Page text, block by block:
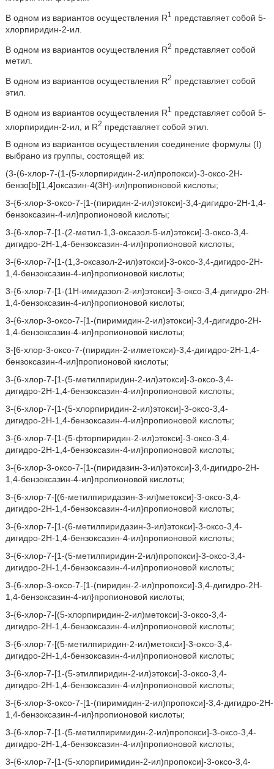
В одном из вариантов осуществления R1
представляет собой 5-
хлорпиридин-2-ил.
В одном из вариантов осуществления R2 представляет собой
метил.
В одном из вариантов осуществления R2 представляет собой
этил.
В одном из вариантов осуществления R1
представляет собой 5-
хлорпиридин-2-ил, и R2 представляет собой этил.
В одном из вариантов осуществления соединение формулы (I)
выбрано из группы, состоящей из:
(3-(6-хлор-7-(1-(5-хлорпиридин-2-ил)пропокси)-3-оксо-2H-
бензо[b][1,4]оксазин-4(3H)-ил)пропионовой кислоты;
3-{6-хлор-3-оксо-7-[1-(пиридин-2-ил)этокси]-3,4-дигидро-2H-1,4-
бензоксазин-4-ил}пропионовой кислоты;
3-{6-хлор-7-[1-(2-метил-1,3-оксазол-5-ил)этокси]-3-оксо-3,4-
дигидро-2H-1,4-бензоксазин-4-ил}пропионовой кислоты;
3-{6-хлор-7-[1-(1,3-оксазол-2-ил)этокси]-3-оксо-3,4-дигидро-2H-
1,4-бензоксазин-4-ил}пропионовой кислоты;
3-{6-хлор-7-[1-(1H-имидазол-2-ил)этокси]-3-оксо-3,4-дигидро-2H-
1,4-бензоксазин-4-ил}пропионовой кислоты;
3-{6-хлор-3-оксо-7-[1-(пиримидин-2-ил)этокси]-3,4-дигидро-2H-
1,4-бензоксазин-4-ил}пропионовой кислоты;
3-[6-хлор-3-оксо-7-(пиридин-2-илметокси)-3,4-дигидро-2H-1,4-
бензоксазин-4-ил]пропионовой кислоты;
3-{6-хлор-7-[1-(5-метилпиридин-2-ил)этокси]-3-оксо-3,4-
дигидро-2H-1,4-бензоксазин-4-ил}пропионовой кислоты;
3-{6-хлор-7-[1-(5-хлорпиридин-2-ил)этокси]-3-оксо-3,4-
дигидро-2H-1,4-бензоксазин-4-ил}пропионовой кислоты;
3-{6-хлор-7-[1-(5-фторпиридин-2-ил)этокси]-3-оксо-3,4-
дигидро-2H-1,4-бензоксазин-4-ил}пропионовой кислоты;
3-{6-хлор-3-оксо-7-[1-(пиридазин-3-ил)этокси]-3,4-дигидро-2H-
1,4-бензоксазин-4-ил}пропионовой кислоты;
3-{6-хлор-7-[(6-метилпиридазин-3-ил)метокси]-3-оксо-3,4-
дигидро-2H-1,4-бензоксазин-4-ил}пропионовой кислоты;
3-{6-хлор-7-[1-(6-метилпиридазин-3-ил)этокси]-3-оксо-3,4-
дигидро-2H-1,4-бензоксазин-4-ил}пропионовой кислоты;
3-{6-хлор-7-[1-(5-метилпиридин-2-ил)пропокси]-3-оксо-3,4-
дигидро-2H-1,4-бензоксазин-4-ил}пропионовой кислоты;
3-{6-хлор-3-оксо-7-[1-(пиридин-2-ил)пропокси]-3,4-дигидро-2H-
1,4-бензоксазин-4-ил}пропионовой кислоты;
3-{6-хлор-7-[(5-хлорпиридин-2-ил)метокси]-3-оксо-3,4-
дигидро-2H-1,4-бензоксазин-4-ил}пропионовой кислоты;
3-{6-хлор-7-[(5-метилпиридин-2-ил)метокси]-3-оксо-3,4-
дигидро-2H-1,4-бензоксазин-4-ил}пропионовой кислоты;
3-{6-хлор-7-[1-(5-этилпиридин-2-ил)этокси]-3-оксо-3,4-
дигидро-2H-1,4-бензоксазин-4-ил}пропионовой кислоты;
3-{6-хлор-3-оксо-7-[1-(пиримидин-2-ил)пропокси]-3,4-дигидро-2H-
1,4-бензоксазин-4-ил}пропионовой кислоты;
3-{6-хлор-7-[1-(5-метилпиримидин-2-ил)пропокси]-3-оксо-3,4-
дигидро-2H-1,4-бензоксазин-4-ил}пропионовой кислоты;
3-{6-хлор-7-[1-(5-хлорпиримидин-2-ил)пропокси]-3-оксо-3,4-